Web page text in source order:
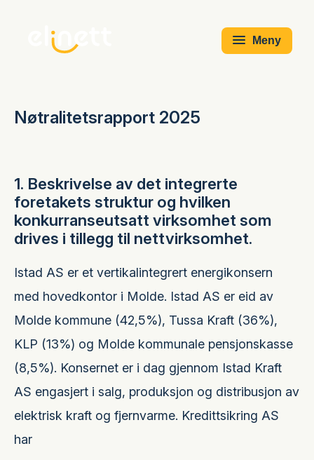
Meny
Nøtralitetsrapport 2025
1. Beskrivelse av det integrerte
foretakets struktur og hvilken
konkurranseutsatt virksomhet som
drives i tillegg til nettvirksomhet.
Istad AS er et vertikalintegrert energikonsern
med hovedkontor i Molde. Istad AS er eid av
Molde kommune (42,5%), Tussa Kraft (36%),
KLP (13%) og Molde kommunale pensjonskasse
(8,5%). Konsernet er i dag gjennom Istad Kraft
AS engasjert i salg, produksjon og distribusjon av
elektrisk kraft og fjernvarme. Kredittsikring AS
har